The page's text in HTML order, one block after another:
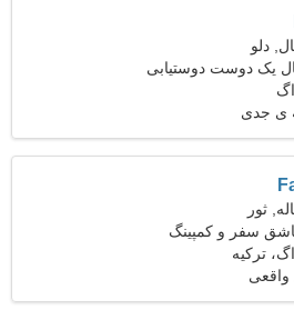
یک دوست دوستیابی
هستم
ی جدی
سفر و کمپینگ
ترکیه